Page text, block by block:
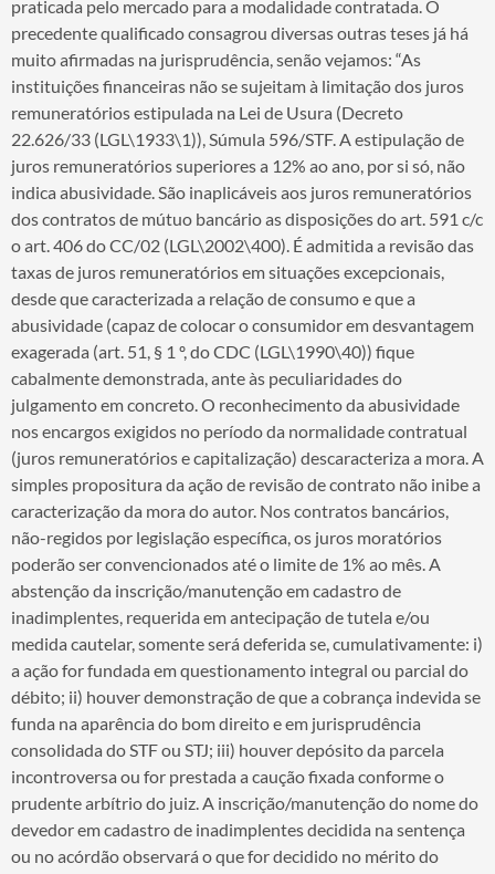
praticada pelo mercado para a modalidade contratada. O
precedente qualificado consagrou diversas outras teses já há
muito afirmadas na jurisprudência, senão vejamos: “As
instituições financeiras não se sujeitam à limitação dos juros
remuneratórios estipulada na Lei de Usura (Decreto
22.626/33 (LGL\1933\1)), Súmula 596/STF. A estipulação de
juros remuneratórios superiores a 12% ao ano, por si só, não
indica abusividade. São inaplicáveis aos juros remuneratórios
dos contratos de mútuo bancário as disposições do art. 591 c/c
o art. 406 do CC/02 (LGL\2002\400). É admitida a revisão das
taxas de juros remuneratórios em situações excepcionais,
desde que caracterizada a relação de consumo e que a
abusividade (capaz de colocar o consumidor em desvantagem
exagerada (art. 51, § 1 º, do CDC (LGL\1990\40)) fique
cabalmente demonstrada, ante às peculiaridades do
julgamento em concreto. O reconhecimento da abusividade
nos encargos exigidos no período da normalidade contratual
(juros remuneratórios e capitalização) descaracteriza a mora. A
simples propositura da ação de revisão de contrato não inibe a
caracterização da mora do autor. Nos contratos bancários,
não-regidos por legislação específica, os juros moratórios
poderão ser convencionados até o limite de 1% ao mês. A
abstenção da inscrição/manutenção em cadastro de
inadimplentes, requerida em antecipação de tutela e/ou
medida cautelar, somente será deferida se, cumulativamente: i)
a ação for fundada em questionamento integral ou parcial do
débito; ii) houver demonstração de que a cobrança indevida se
funda na aparência do bom direito e em jurisprudência
consolidada do STF ou STJ; iii) houver depósito da parcela
incontroversa ou for prestada a caução fixada conforme o
prudente arbítrio do juiz. A inscrição/manutenção do nome do
devedor em cadastro de inadimplentes decidida na sentença
ou no acórdão observará o que for decidido no mérito do